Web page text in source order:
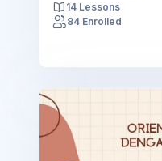
14 Lessons
84 Enrolled